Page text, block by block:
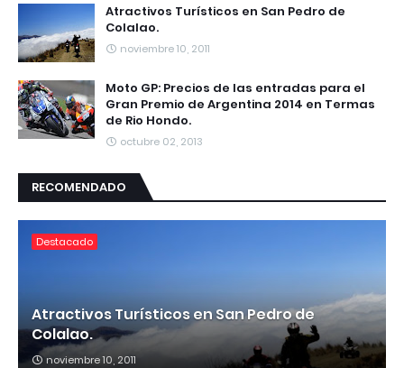
Atractivos Turísticos en San Pedro de
Colalao.
noviembre 10, 2011
Moto GP: Precios de las entradas para el
Gran Premio de Argentina 2014 en Termas
de Rio Hondo.
octubre 02, 2013
RECOMENDADO
Destacado
Atractivos Turísticos en San Pedro de
Colalao.
noviembre 10, 2011